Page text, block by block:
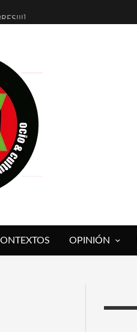
CLAUDIO TOLCACHIR
TOMATAZO
EN EXVITA
SENCILLEZ]
A SERRAT
OPINIÓN